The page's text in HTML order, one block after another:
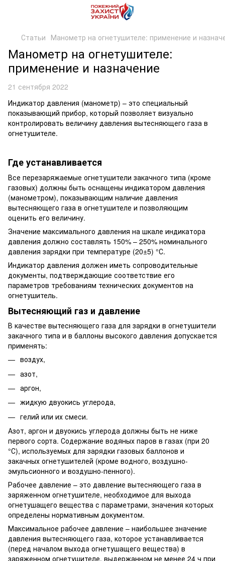
Статьи Манометр на огнетушителе: применение и
Манометр на огнетушителе:
применение и назначение
21 сентября 2022
Индикатор давления (манометр) – это специальный
показывающий прибор, который позволяет визуально
контролировать величину давления вытесняющего газа в
огнетушителе.
Где устанавливается
Все перезаряжаемые огнетушители закачного типа (кроме
газовых) должны быть оснащены индикатором давления
(манометром), показывающим наличие давления
вытесняющего газа в огнетушителе и позволяющим
оценить его величину.
Значение максимального давления на шкале индикатора
давления должно составлять 150% – 250% номинального
давления зарядки при температуре (20±5) °С.
Индикатор давления должен иметь сопроводительные
документы, подтверждающие соответствие его
параметров требованиям технических документов на
огнетушитель.
Вытесняющий газ и давление
В качестве вытесняющего газа для зарядки в огнетушители
закачного типа и в баллоны высокого давления допускается
применять:
воздух,
азот,
аргон,
жидкую двуокись углерода,
гелий или их смеси.
Азот, аргон и двуокись углерода должны быть не ниже
первого сорта. Содержание водяных паров в газах (при 20
°С), используемых для зарядки газовых баллонов и
закачных огнетушителей (кроме водного, воздушно-
эмульсионного и воздушно-пенного).
Рабочее давление – это давление вытесняющего газа в
заряженном огнетушителе, необходимое для выхода
огнетушащего вещества с параметрами, значения которых
определены нормативным документом.
Максимальное рабочее давление – наибольшее значение
давления вытесняющего газа, которое устанавливается
(перед началом выхода огнетушащего вещества) в
заряженном огнетушителе, выдержанном не менее 24 ч при